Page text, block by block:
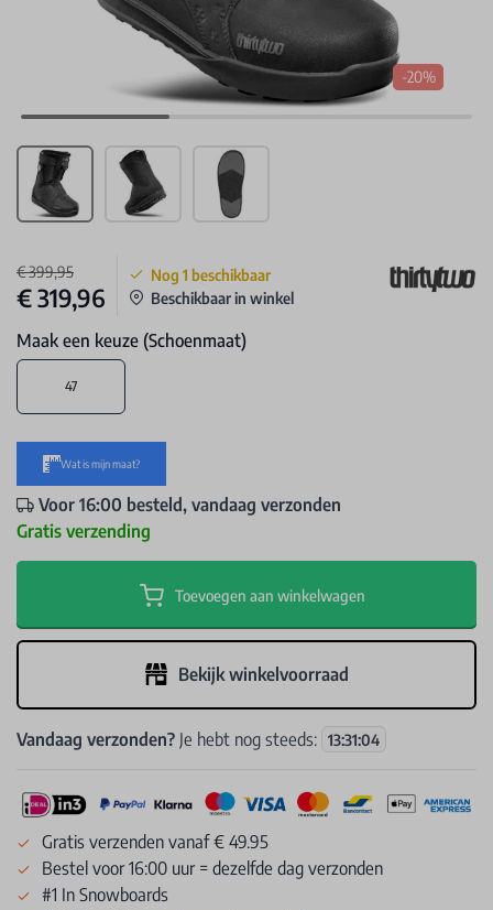
-20%
€ 399,95
€ 319,96
Nog 1 beschikbaar
Beschikbaar in winkel
Maak een keuze (Schoenmaat)
47
Voor 16:00 besteld, vandaag verzonden
Gratis verzending
Toevoegen aan winkelwagen
Bekijk winkelvoorraad
Vandaag verzonden? Je hebt nog steeds: 13:31:04
Gratis verzenden vanaf € 49.95
Bestel voor 16:00 uur = dezelfde dag verzonden
#1 In Snowboards